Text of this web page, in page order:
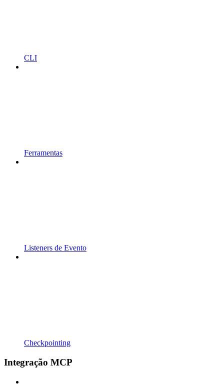
CLI
Ferramentas
Listeners de Evento
Checkpointing
Integração MCP